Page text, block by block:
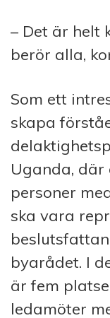
– Det är helt
berör alla,
Som ett
skapa
Uganda,
personer
ska vara
byarådet. I
är fem
ledamöter